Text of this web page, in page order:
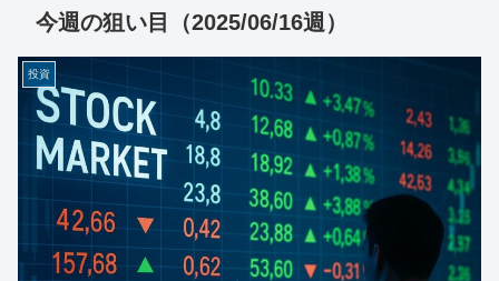
今週の狙い目（2025/06/16週）
投資